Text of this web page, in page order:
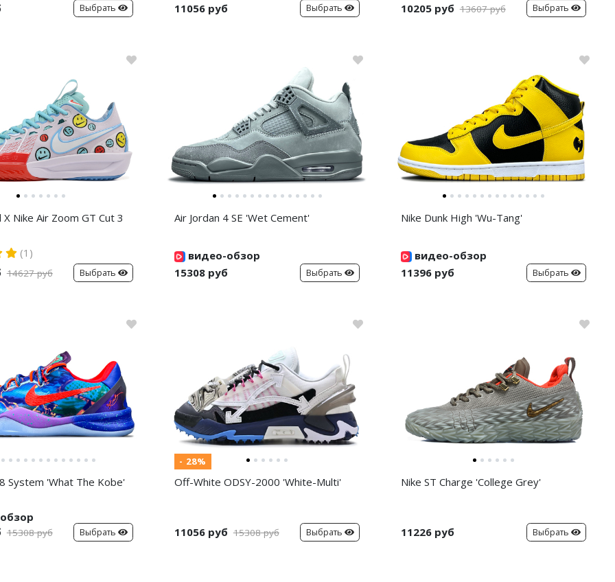
Выбрать 11056 руб Выбрать 10205 руб 13607 руб Выбрать
X Nike Air Zoom GT Cut 3
(1)
14627 руб Выбрать
Air Jordan 4 SE 'Wet Cement'
видео-обзор
15308 руб
Выбрать
Nike Dunk High 'Wu-Tang'
видео-обзор
11396 руб
Выбрать
System 'What The Kobe'
15308 руб Выбрать
- 28%
Off-White ODSY-2000 'White-Multi'
11056 руб 15308 руб Выбрать
Nike ST Charge 'College Grey'
11226 руб Выбрать